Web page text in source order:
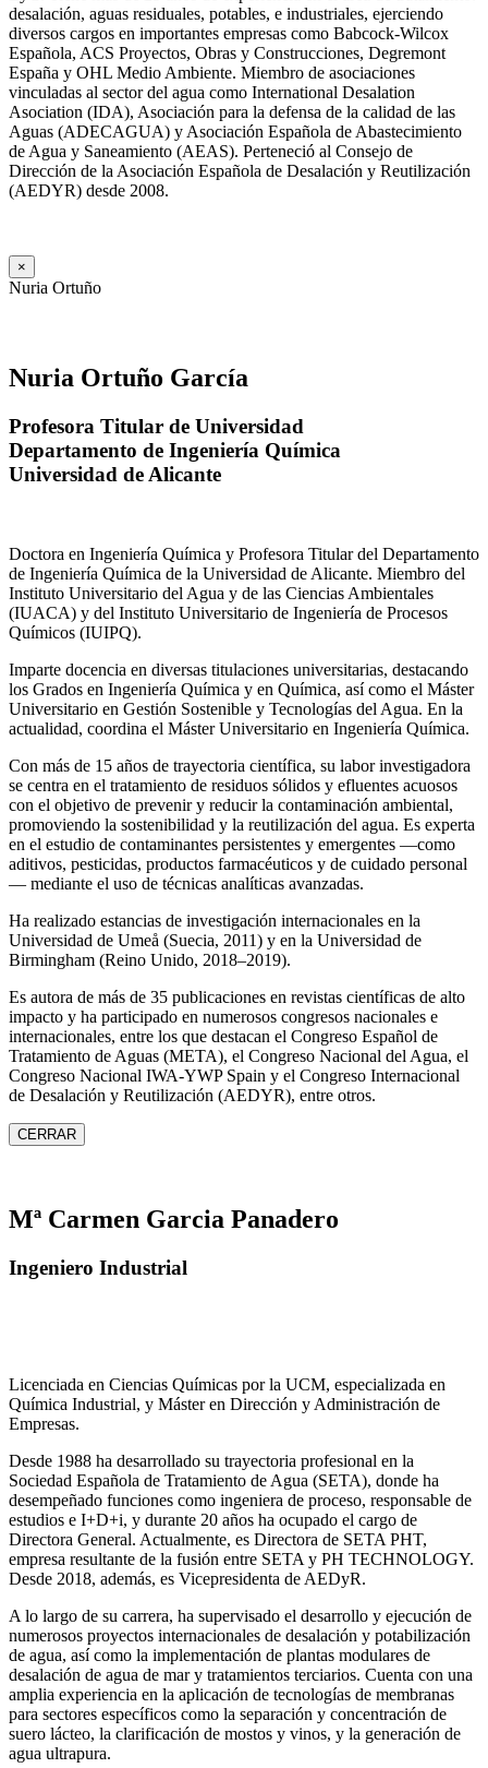
desalación, aguas residuales, potables, e industriales, ejerciendo
diversos cargos en importantes empresas como Babcock-Wilcox
Española, ACS Proyectos, Obras y Construcciones, Degremont
España y OHL Medio Ambiente. Miembro de asociaciones
vinculadas al sector del agua como International Desalation
Asociation (IDA), Asociación para la defensa de la calidad de las
Aguas (ADECAGUA) y Asociación Española de Abastecimiento
de Agua y Saneamiento (AEAS). Perteneció al Consejo de
Dirección de la Asociación Española de Desalación y Reutilización
(AEDYR) desde 2008.
×
Nuria Ortuño
Nuria Ortuño García
Profesora Titular de Universidad
Departamento de Ingeniería Química
Universidad de Alicante
Doctora en Ingeniería Química y Profesora Titular del Departamento
de Ingeniería Química de la Universidad de Alicante. Miembro del
Instituto Universitario del Agua y de las Ciencias Ambientales
(IUACA) y del Instituto Universitario de Ingeniería de Procesos
Químicos (IUIPQ).
Imparte docencia en diversas titulaciones universitarias, destacando
los Grados en Ingeniería Química y en Química, así como el Máster
Universitario en Gestión Sostenible y Tecnologías del Agua. En la
actualidad, coordina el Máster Universitario en Ingeniería Química.
Con más de 15 años de trayectoria científica, su labor investigadora
se centra en el tratamiento de residuos sólidos y efluentes acuosos
con el objetivo de prevenir y reducir la contaminación ambiental,
promoviendo la sostenibilidad y la reutilización del agua. Es experta
en el estudio de contaminantes persistentes y emergentes —como
aditivos, pesticidas, productos farmacéuticos y de cuidado personal
— mediante el uso de técnicas analíticas avanzadas.
Ha realizado estancias de investigación internacionales en la
Universidad de Umeå (Suecia, 2011) y en la Universidad de
Birmingham (Reino Unido, 2018–2019).
Es autora de más de 35 publicaciones en revistas científicas de alto
impacto y ha participado en numerosos congresos nacionales e
internacionales, entre los que destacan el Congreso Español de
Tratamiento de Aguas (META), el Congreso Nacional del Agua, el
Congreso Nacional IWA‑YWP Spain y el Congreso Internacional
de Desalación y Reutilización (AEDYR), entre otros.
CERRAR
Mª Carmen Garcia Panadero
Ingeniero Industrial
Licenciada en Ciencias Químicas por la UCM, especializada en
Química Industrial, y Máster en Dirección y Administración de
Empresas.
Desde 1988 ha desarrollado su trayectoria profesional en la
Sociedad Española de Tratamiento de Agua (SETA), donde ha
desempeñado funciones como ingeniera de proceso, responsable de
estudios e I+D+i, y durante 20 años ha ocupado el cargo de
Directora General. Actualmente, es Directora de SETA PHT,
empresa resultante de la fusión entre SETA y PH TECHNOLOGY.
Desde 2018, además, es Vicepresidenta de AEDyR.
A lo largo de su carrera, ha supervisado el desarrollo y ejecución de
numerosos proyectos internacionales de desalación y potabilización
de agua, así como la implementación de plantas modulares de
desalación de agua de mar y tratamientos terciarios. Cuenta con una
amplia experiencia en la aplicación de tecnologías de membranas
para sectores específicos como la separación y concentración de
suero lácteo, la clarificación de mostos y vinos, y la generación de
agua ultrapura.